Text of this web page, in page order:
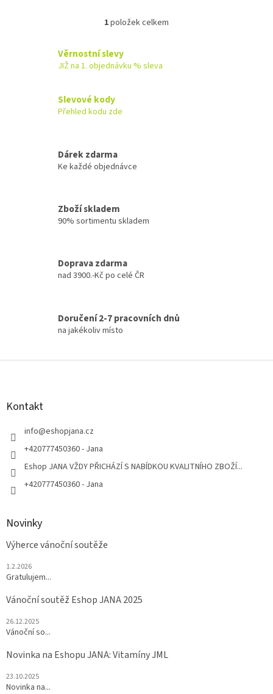
O
á
y
s
1položek celkem
Věrnostní slevy
JIŽ na 1. objednávku % sleva
Slevové kody
Přehled kodu zde
Dárek zdarma
Ke každé objednávce
Zboží skladem
90% sortimentu skladem
Doprava zdarma
nad 3900.-Kč po celé ČR
Doručení 2-7 pracovních dnů
na jakékoliv místo
Z
Kontakt
info@eshopjana.cz
+420777450360 - Jana
Eshop JANA VŽDY PŘICHÁZÍ S NABÍDKOU KVALITNÍHO ZBOŽÍ...
+420777450360 - Jana
Novinky
Výherce vánoční soutěže
1.2.2026
Gratulujem...
Vánoční soutěž Eshop JANA 2025
26.12.2025
Vánoční so...
Novinka na Eshopu JANA: Vitamíny JML
23.10.2025
Novinka na...